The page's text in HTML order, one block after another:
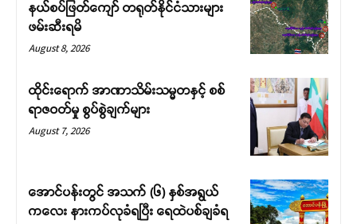
နယ်စပ်ဖြတ်ကျော် တရုတ်နိုင်ငံသားများ
ဖမ်းဆီးရမိ
August 8, 2026
ထိုင်းရောက် အာဏာသိမ်းသမ္မတနှင့် စစ်
ရာဇဝတ်မှု စွပ်စွဲချက်များ
August 7, 2026
အောင်ပန်းတွင် အသက် (၆) နှစ်အရွယ်
ကလေး နားကပ်လုခံရပြီး ရေထဲပစ်ချခံရ